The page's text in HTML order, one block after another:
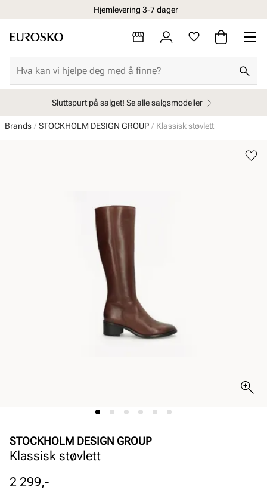
Hjemlevering 3-7 dager
Sluttspurt på salget! Se alle salgsmodeller
Brands STOCKHOLM DESIGN GROUP Klassisk støvlett
STOCKHOLM DESIGN GROUP
Klassisk støvlett
Pris
2 299,-